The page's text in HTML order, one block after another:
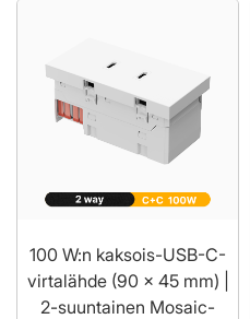
100 W:n kaksois-USB-C-
virtalähde (90 x 45 mm) |
2-suuntainen Mosaic-